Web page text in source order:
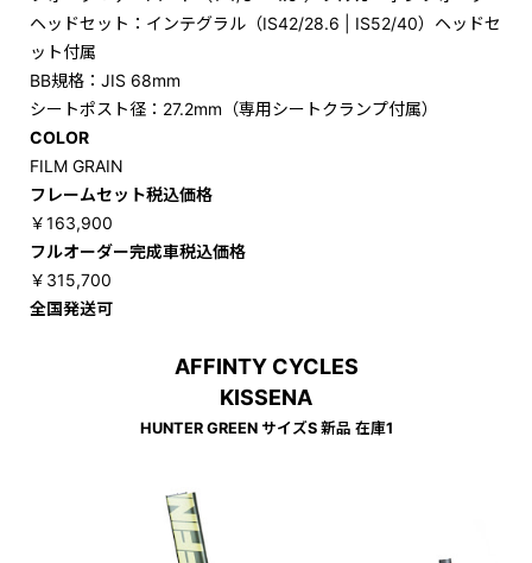
ヘッドセット：インテグラル（IS42/28.6 | IS52/40）ヘッドセ
ット付属
BB規格：JIS 68mm
シートポスト径：27.2mm（専用シートクランプ付属）
COLOR
FILM GRAIN
フレームセット税込価格
￥163,900
フルオーダー完成車税込価格
￥315,700
全国発送可
AFFINTY CYCLES
KISSENA
HUNTER GREEN サイズS 新品 在庫1